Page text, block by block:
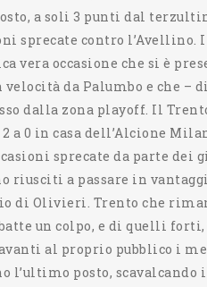
a soli 3 punti dal
sprecate contro l’Avellino.
vera occasione che si è
da Palumbo e che –
dalla zona playoff. Il
0 in casa dell’Alcione
sprecate da parte
riusciti a passare in
di Olivieri. Trento che
un colpo, e di quelli
al proprio pubblico i
l’ultimo posto,